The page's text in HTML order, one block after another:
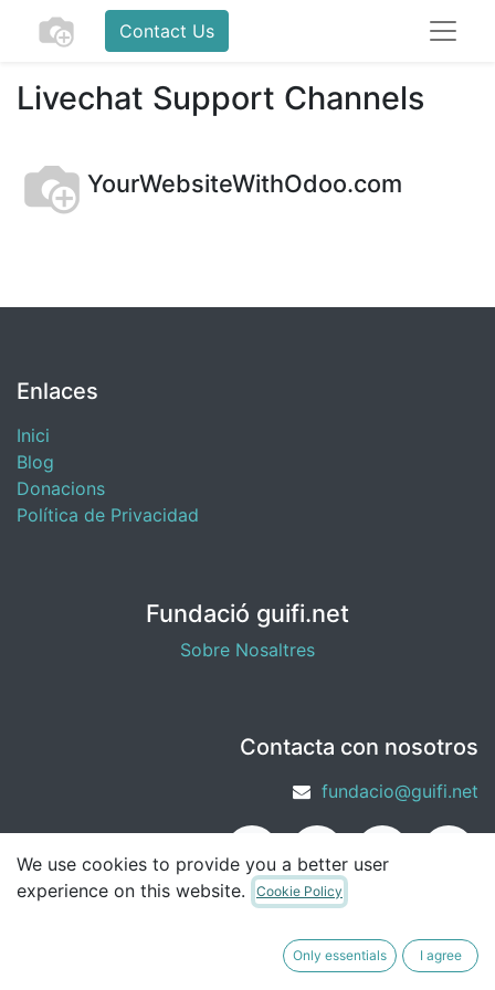
Contact Us
Livechat Support Channels
YourWebsiteWithOdoo.com
Enlaces
Inici
Blog
​Donacions
Política de Privacidad
Fundació guifi.net
Sobre Nosaltres
Contacta con nosotros
fundacio@guifi.net
Copyright © Fundació guifi.net Euskara
We use cookies to provide you a better user
experience on this website.
Cookie Policy
Only essentials I agree